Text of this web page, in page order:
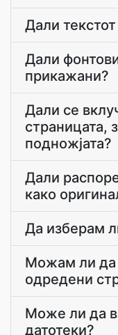
Дали
Дали
прикажани?
Дали се
страницата,
подножјата?
Дали
како
Да изберам
Можам ли да
одредени
Може ли да
датотеки?